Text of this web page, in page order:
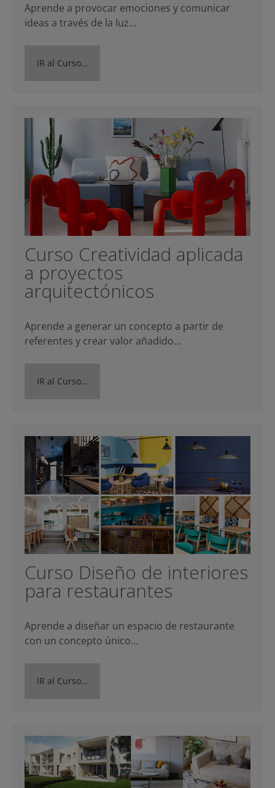
Aprende a provocar emociones y comunicar
ideas a través de la luz…
IR al Curso…
Curso Creatividad aplicada
a proyectos
arquitectónicos
Aprende a generar un concepto a partir de
referentes y crear valor añadido…
IR al Curso…
Curso Diseño de interiores
para restaurantes
Aprende a diseñar un espacio de restaurante
con un concepto único…
IR al Curso…